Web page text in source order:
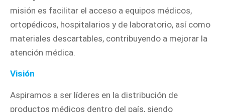
misión es facilitar el acceso a equipos médicos,
ortopédicos, hospitalarios y de laboratorio, así como
materiales descartables, contribuyendo a mejorar la
atención médica.
Visión
Aspiramos a ser líderes en la distribución de
productos médicos dentro del país, siendo